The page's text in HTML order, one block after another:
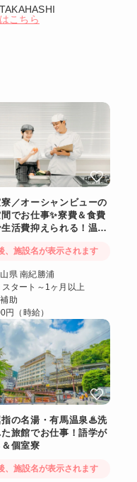
こちら
／オーシャンビューの
でお仕事✨寮費＆食費
活費抑えられる！温泉
、施設名が表示されます
県 南紀勝浦
スタート～1ヶ月以上
助
円
（時給）
指の名湯・有馬温泉♨洗
旅館でお仕事！語学が
個室寮
、施設名が表示されます